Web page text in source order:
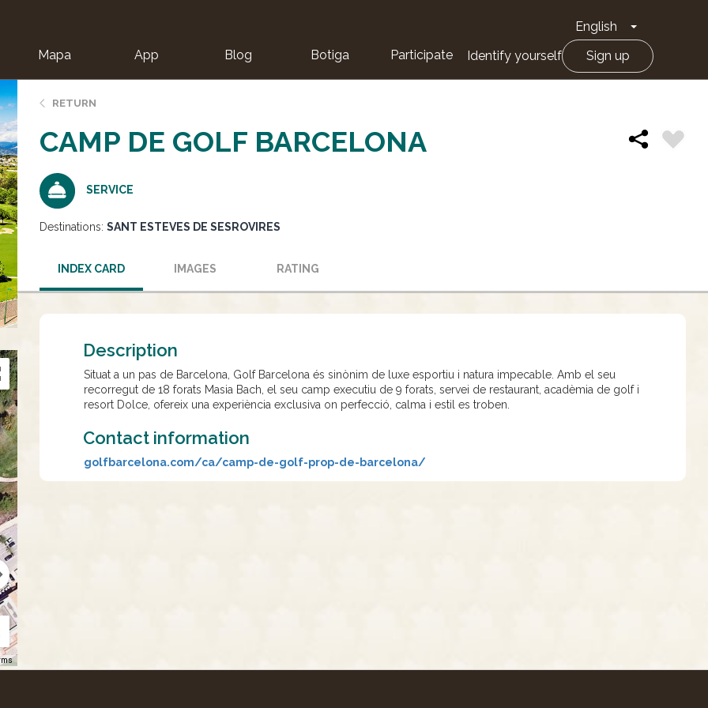
English Toggle
Mapa App Blog Botiga Participate Identify yourself Sign up
RETURN
CAMP DE GOLF BARCELONA
SERVICE
Destinations: SANT ESTEVES DE SESROVIRES
INDEX CARD IMAGES RATING
Description
Situat a un pas de Barcelona, Golf Barcelona és sinònim de luxe esportiu i natura impecable. Amb el seu
recorregut de 18 forats Masia Bach, el seu camp executiu de 9 forats, servei de restaurant, acadèmia de golf i
resort Dolce, ofereix una experiència exclusiva on perfecció, calma i estil es troben.
Contact information
golfbarcelona.com/ca/camp-de-golf-prop-de-barcelona/